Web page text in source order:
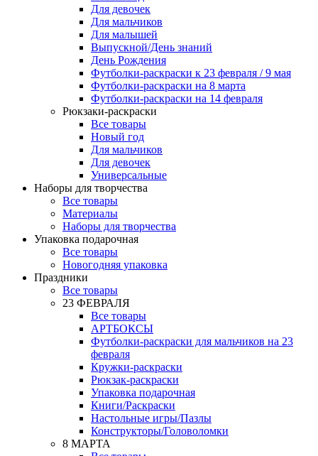
Для девочек
Для мальчиков
Для малышей
Выпускной/День знаний
День Рождения
Футболки-раскраски к 23 февраля / 9 мая
Футболки-раскраски на 8 марта
Футболки-раскраски на 14 февраля
Рюкзаки-раскраски
Все товары
Новый год
Для мальчиков
Для девочек
Универсальные
Наборы для творчества
Все товары
Материалы
Наборы для творчества
Упаковка подарочная
Все товары
Новогодняя упаковка
Праздники
Все товары
23 ФЕВРАЛЯ
Все товары
АРТБОКСЫ
Футболки-раскраски для мальчиков на 23
февраля
Кружки-раскраски
Рюкзак-раскраски
Упаковка подарочная
Книги/Раскраски
Настольные игры/Пазлы
Конструкторы/Головоломки
8 МАРТА